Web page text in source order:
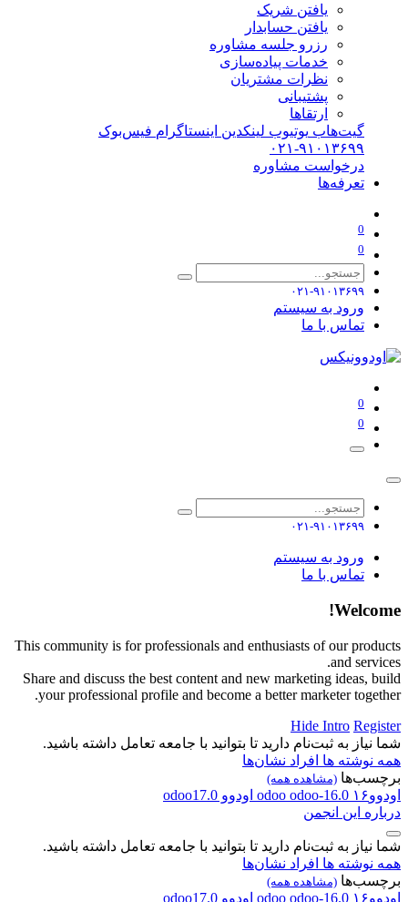
یافتن شریک
یافتن حسابدار
رزرو جلسه مشاوره
خدمات پیاده‌سازی
نظرات مشتریان
پشتیبانی
ارتقاها
گیت‌هاب یوتیوب لینکدین اینستاگرام فیس‌بوک
۰۲۱-۹۱۰۱۳۶۹۹
درخواست مشاوره
تعرفه‌ها
۰۲۱-۹۱۰۱۳۶۹۹
ورود به سیستم
تماس با ما
۰۲۱-۹۱۰۱۳۶۹۹
ورود به سیستم
تماس با ما
This community is for professionals and enthusiasts of our
and
Share and discuss the best content and new marketing ideas,
your professional profile and become a better marketer
Hide Intro
به ثبت‌نام دارید تا بتوانید با جامعه تعامل داشته باشید.
نوشته هاافراد نشان‌ها
(مشاهده همه)
odooodoo-16.0 اودووodoo17.0
این انجمن
به ثبت‌نام دارید تا بتوانید با جامعه تعامل داشته باشید.
نوشته هاافراد نشان‌ها
(مشاهده همه)
odooodoo-16.0 اودووodoo17.0